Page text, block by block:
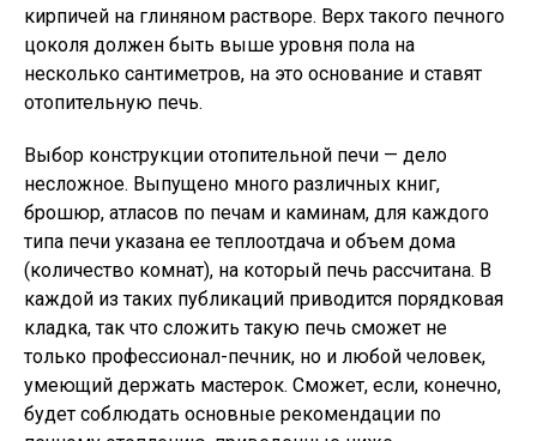
кирпичей на глиняном растворе. Верх такого печного
цоколя должен быть выше уровня пола на
несколько сантиметров, на это основание и ставят
отопительную печь.
Выбор конструкции отопительной печи — дело
несложное. Выпущено много различных книг,
брошюр, атласов по печам и каминам, для каждого
типа печи указана ee теплоотдача и объем дома
(количество комнат), на который печь рассчитана. В
каждой из таких публикаций приводится порядковая
кладка, так что сложить такую печь сможет не
только профессионал-печник, но и любой человек,
умеющий держать мастерок. Сможет, если, конечно,
будет соблюдать основные рекомендации по